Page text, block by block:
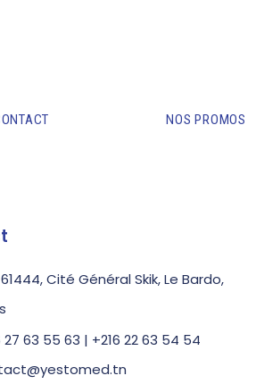
NOS PROMOS
Cité Général Skik, Le Bardo,
27 63 55 63 | +216 22 63 54 54